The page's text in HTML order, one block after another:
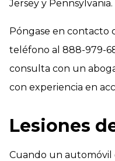
Jersey y Pennsylvania.
Póngase en contacto
teléfono al 888-979-
consulta con un
con experiencia en
Lesiones
Cuando un automóvil